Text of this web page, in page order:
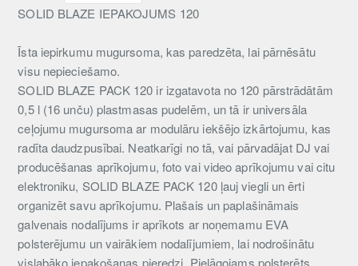
SOLID BLAZE IEPAKOJUMS 120
Īsta iepirkumu mugursoma, kas paredzēta, lai pārnēsātu
visu nepieciešamo.
SOLID BLAZE PACK 120 ir izgatavota no 120 pārstrādātām
0,5 l (16 unču) plastmasas pudelēm, un tā ir universāla
ceļojumu mugursoma ar modulāru iekšējo izkārtojumu, kas
radīta daudzpusībai. Neatkarīgi no tā, vai pārvadājat DJ vai
producēšanas aprīkojumu, foto vai video aprīkojumu vai citu
elektroniku, SOLID BLAZE PACK 120 ļauj viegli un ērti
organizēt savu aprīkojumu. Plašais un paplašināmais
galvenais nodalījums ir aprīkots ar noņemamu EVA
polsterējumu un vairākiem nodalījumiem, lai nodrošinātu
vislabāko iepakošanas pieredzi. Pielāgojams polsterēts